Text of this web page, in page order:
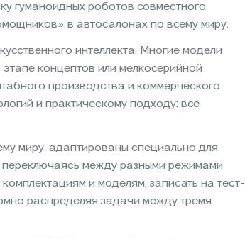
гуманоидных роботов совместного
в автосалонах по всему миру.
интеллекта. Многие модели
концептов или мелкосерийной
производства и коммерческого
и практическому подходу: все
миру, адаптированы специально для
переключаясь между разными режимами
и моделям, записать на тест-
распределяя задачи между тремя